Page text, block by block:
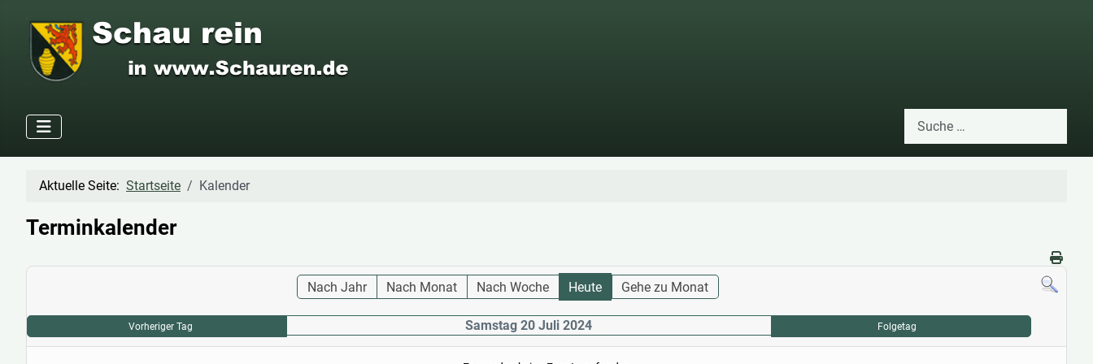
Suchen
Aktuelle Seite: Startseite Kalender
Terminkalender
Nach Jahr Nach Monat Nach Woche Heute Gehe zu Monat
Vorheriger Tag Samstag 20 Juli 2024 Folgetag